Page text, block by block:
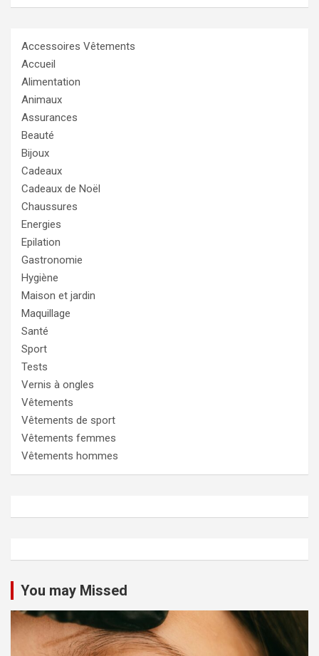
Accessoires Vêtements
Accueil
Alimentation
Animaux
Assurances
Beauté
Bijoux
Cadeaux
Cadeaux de Noël
Chaussures
Energies
Epilation
Gastronomie
Hygiène
Maison et jardin
Maquillage
Santé
Sport
Tests
Vernis à ongles
Vêtements
Vêtements de sport
Vêtements femmes
Vêtements hommes
You may Missed